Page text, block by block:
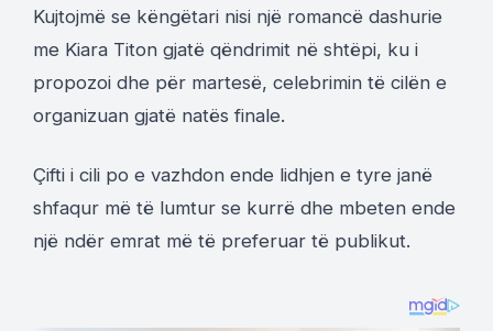
Kujtojmë se këngëtari nisi një romancë dashurie
me Kiara Titon gjatë qëndrimit në shtëpi, ku i
propozoi dhe për martesë, celebrimin të cilën e
organizuan gjatë natës finale.
Çifti i cili po e vazhdon ende lidhjen e tyre janë
shfaqur më të lumtur se kurrë dhe mbeten ende
një ndër emrat më të preferuar të publikut.